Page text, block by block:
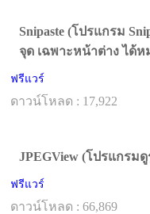
Snipaste (โปรแกรม
จุด เฉพาะหน้าต่าง ได้ห
ฟรีแวร์
ดาวน์โหลด : 17,922
JPEGView (โปรแกรม
ฟรีแวร์
ดาวน์โหลด : 66,869